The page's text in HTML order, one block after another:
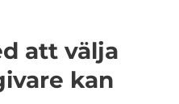
att välja
kan